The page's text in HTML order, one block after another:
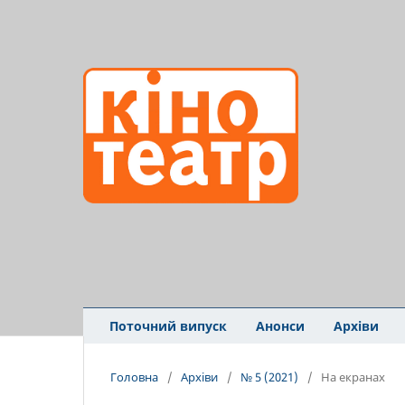
Поточний випуск Анонси Архіви
Головна / Архіви / № 5 (2021) / На екранах